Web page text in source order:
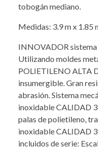
tobogán mediano.
Medidas: 3.9 m x 1.85
INNOVADOR
Utilizando moldes
POLIETILENO ALTA
insumergible. Gran
abrasión. Sistema
inoxidable CALIDAD
palas de polietileno,
inoxidable CALIDAD
incluidos de serie: